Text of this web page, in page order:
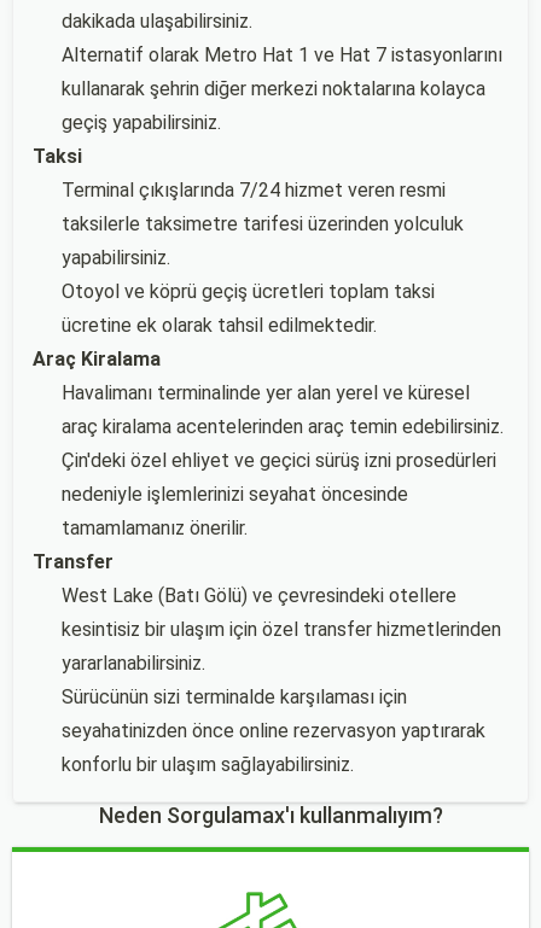
dakikada ulaşabilirsiniz.
Alternatif olarak Metro Hat 1 ve Hat 7 istasyonlarını
kullanarak şehrin diğer merkezi noktalarına kolayca
geçiş yapabilirsiniz.
Taksi
Terminal çıkışlarında 7/24 hizmet veren resmi
taksilerle taksimetre tarifesi üzerinden yolculuk
yapabilirsiniz.
Otoyol ve köprü geçiş ücretleri toplam taksi
ücretine ek olarak tahsil edilmektedir.
Araç Kiralama
Havalimanı terminalinde yer alan yerel ve küresel
araç kiralama acentelerinden araç temin edebilirsiniz.
Çin'deki özel ehliyet ve geçici sürüş izni prosedürleri
nedeniyle işlemlerinizi seyahat öncesinde
tamamlamanız önerilir.
Transfer
West Lake (Batı Gölü) ve çevresindeki otellere
kesintisiz bir ulaşım için özel transfer hizmetlerinden
yararlanabilirsiniz.
Sürücünün sizi terminalde karşılaması için
seyahatinizden önce online rezervasyon yaptırarak
konforlu bir ulaşım sağlayabilirsiniz.
Neden Sorgulamax'ı kullanmalıyım?